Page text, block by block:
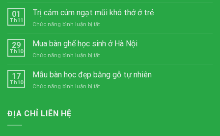
tắc
nhân
01
Th11
Trị cảm cúm ngạt mũi khó thở ở trẻ
Chức năng bình luận bị tắtở
cảm
cúm
ngạt
khó
29
Th10
Mua bàn ghế học sinh ở Hà Nội
Chức năng bình luận bị tắtở
bàn
ghế
học
17
Th10
Mẫu bàn học đẹp bằng gỗ tự nhiên
Chức năng bình luận bị tắtở
ĐỊA CHỈ LIÊN HỆ